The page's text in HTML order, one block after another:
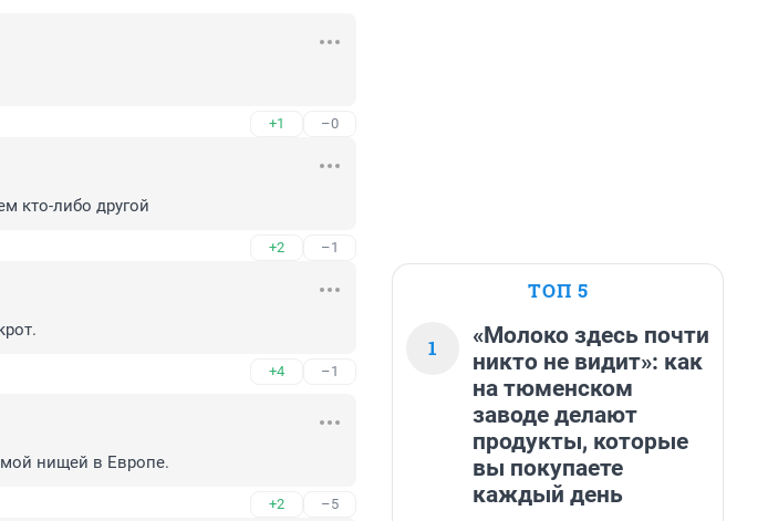
+1 –0
кто-либо другой
+2 –1
+4 –1
нищей в Европе.
+2 –5
ТОП 5
1
«Молоко здесь почти
никто не видит»: как
на тюменском
заводе делают
продукты, которые
вы покупаете
каждый день